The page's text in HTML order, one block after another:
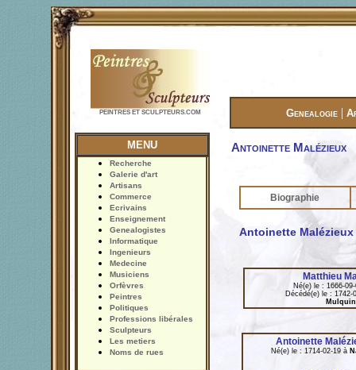
PEINTRES ET SCULPTEURS.COM Genealogie |
MENU
Recherche
Galerie d'art
Artisans
Commerce
Ecrivains
Enseignement
Genealogistes
Informatique
Ingenieurs
Medecine
Musiciens
Orfèvres
Peintres
Politiques
Professions libérales
Sculpteurs
Les metiers
Noms de rues
Antoinette Malézieux
Biographie
Antoinette
Matthieu
Né(e) le : 1666-
Décédé(e) le : 1742-
Antoinette
Né(e) le : 1714-02-19 à